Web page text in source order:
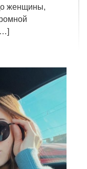
женщины,